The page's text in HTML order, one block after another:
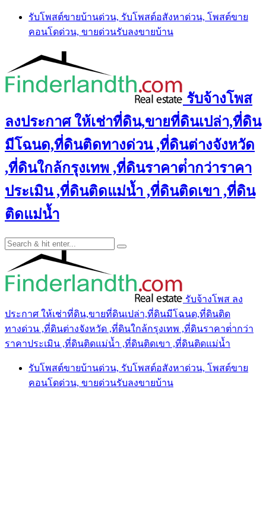
Skip
content
รับโพสต์ขายบ้านด่วน, รับโพสต์อสังหาด่วน, โพสต์ขาย
คอนโดด่วน, ขายด่วนรับลงขายบ้าน
รับจ้างโพส
ลงประกาศ ให้เช่าที่ดิน,ขายที่ดินเปล่า,ที่ดิน
มีโฉนด,ที่ดินติดทางด่วน ,ที่ดินต่างจังหวัด
,ที่ดินใกล้กรุงเทพ ,ที่ดินราคาต่ํากว่าราคา
ประเมิน ,ที่ดินติดแม่น้ำ ,ที่ดินติดเขา ,ที่ดิน
ติดแม่น้ำ
รับจ้างโพส ลง
ประกาศ ให้เช่าที่ดิน,ขายที่ดินเปล่า,ที่ดินมีโฉนด,ที่ดินติด
ทางด่วน ,ที่ดินต่างจังหวัด ,ที่ดินใกล้กรุงเทพ ,ที่ดินราคาต่ํากว่า
ราคาประเมิน ,ที่ดินติดแม่น้ำ ,ที่ดินติดเขา ,ที่ดินติดแม่น้ำ
รับโพสต์ขายบ้านด่วน, รับโพสต์อสังหาด่วน, โพสต์ขาย
คอนโดด่วน, ขายด่วนรับลงขายบ้าน